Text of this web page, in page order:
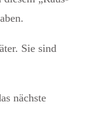
Sie sind
nächste